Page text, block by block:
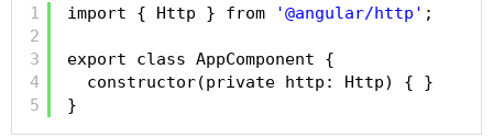
1
2
3
4
5
import { Http } from '@angular/http' ;
export class AppComponent {
constructor(private http: Http) { }
}